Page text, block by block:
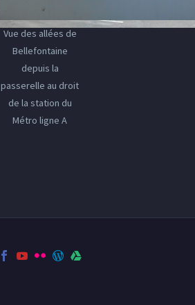
Vue des allées de
Bellefontaine
depuis la
passerelle au droit
de la station du
Métro ligne A